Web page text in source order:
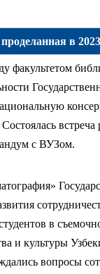
в
с ВУЗом.
в
и культуры
вопросы